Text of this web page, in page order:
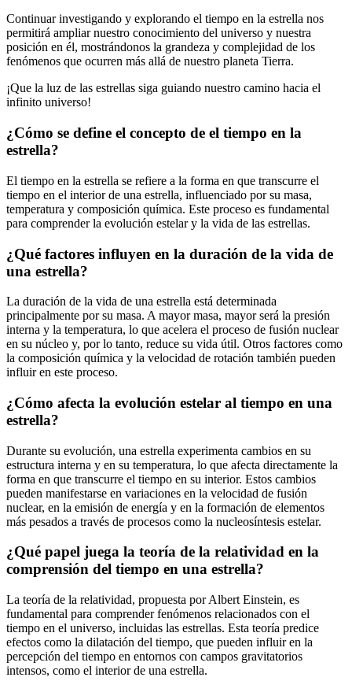
Continuar investigando y explorando el tiempo en la estrella nos
permitirá ampliar nuestro conocimiento del universo y nuestra
posición en él, mostrándonos la grandeza y complejidad de los
fenómenos que ocurren más allá de nuestro planeta Tierra.
¡Que la luz de las estrellas siga guiando nuestro camino hacia el
infinito universo!
¿Cómo se define el concepto de el tiempo en la
estrella?
El tiempo en la estrella se refiere a la forma en que transcurre el
tiempo en el interior de una estrella, influenciado por su masa,
temperatura y composición química. Este proceso es fundamental
para comprender la evolución estelar y la vida de las estrellas.
¿Qué factores influyen en la duración de la vida de
una estrella?
La duración de la vida de una estrella está determinada
principalmente por su masa. A mayor masa, mayor será la presión
interna y la temperatura, lo que acelera el proceso de fusión nuclear
en su núcleo y, por lo tanto, reduce su vida útil. Otros factores como
la composición química y la velocidad de rotación también pueden
influir en este proceso.
¿Cómo afecta la evolución estelar al tiempo en una
estrella?
Durante su evolución, una estrella experimenta cambios en su
estructura interna y en su temperatura, lo que afecta directamente la
forma en que transcurre el tiempo en su interior. Estos cambios
pueden manifestarse en variaciones en la velocidad de fusión
nuclear, en la emisión de energía y en la formación de elementos
más pesados a través de procesos como la nucleosíntesis estelar.
¿Qué papel juega la teoría de la relatividad en la
comprensión del tiempo en una estrella?
La teoría de la relatividad, propuesta por Albert Einstein, es
fundamental para comprender fenómenos relacionados con el
tiempo en el universo, incluidas las estrellas. Esta teoría predice
efectos como la dilatación del tiempo, que pueden influir en la
percepción del tiempo en entornos con campos gravitatorios
intensos, como el interior de una estrella.